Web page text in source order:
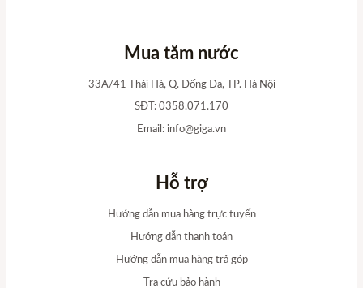
Mua tăm nước
33A/41 Thái Hà, Q. Đống Đa, TP. Hà Nội
SĐT: 0358.071.170
Email: info@giga.vn
Hỗ trợ
Hướng dẫn mua hàng trực tuyến
Hướng dẫn thanh toán
Hướng dẫn mua hàng trả góp
Tra cứu bảo hành